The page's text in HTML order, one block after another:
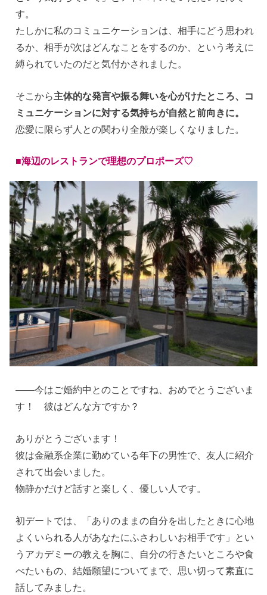
す。
たしかに私のコミュニケーションは、相手にどう思われ
るか、相手が次はどんなことをするのか、という考えに
縛られていたのだと気付かされました。
そこから主体的な発言や振る舞いを心がけたところ、コ
ミュニケーションに対する気持ちが自然と前向きに。
恋愛に限らず人との関わり全般が楽しくなりました。
■海辺のレストランで理想のプロポーズ♡
——今はご婚約中とのことですね、おめでとうございま
す！ 彼はどんな方ですか？
ありがとうございます！
彼は金融系企業に勤めている年下の男性で、友人に紹介
されて出会いました。
物静かだけど話すと楽しく、優しい人です。
初デートでは、「ありのままの自分を出したときに心地
よくいられる人があなたにふさわしいお相手です」とい
うアカデミーの教えを胸に、自分の行きたいところや食
べたいもの、結婚願望についてまで、思い切って素直に
話してみました。